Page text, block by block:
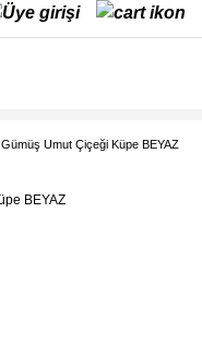
Gümüş Umut Çiçeği Küpe BEYAZ